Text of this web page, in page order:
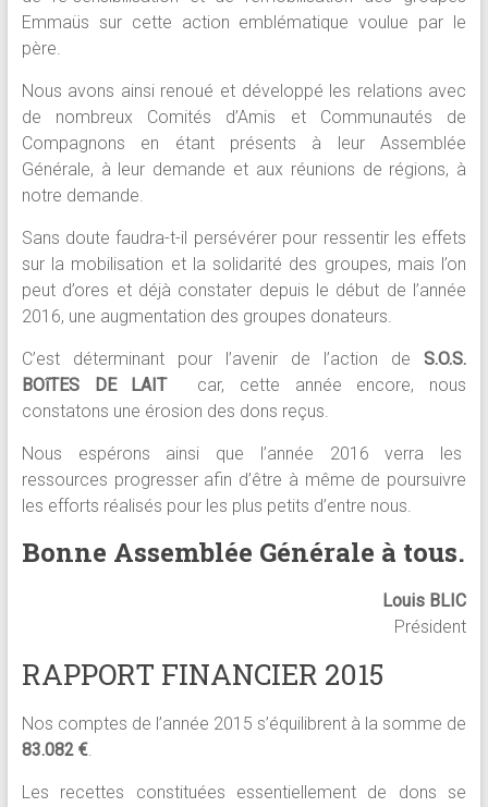
Emmaüs sur cette action emblématique voulue par le
père.
Nous avons ainsi renoué et développé les relations avec
de nombreux Comités d’Amis et Communautés de
Compagnons en étant présents à leur Assemblée
Générale, à leur demande et aux réunions de régions, à
notre demande.
Sans doute faudra-t-il persévérer pour ressentir les effets
sur la mobilisation et la solidarité des groupes, mais l’on
peut d’ores et déjà constater depuis le début de l’année
2016, une augmentation des groupes donateurs.
C’est déterminant pour l’avenir de l’action deS.O.S.
BOîTES DE LAITcar, cette année encore, nous
constatons une érosion des dons reçus.
Nous espérons ainsi que l’année 2016 verra les
ressources progresser afin d’être à même de poursuivre
les efforts réalisés pour les plus petits d’entre nous.
Bonne Assemblée Générale à tous.
Louis BLIC
Président
RAPPORT FINANCIER 2015
Nos comptes de l’année 2015 s’équilibrent à la somme de
83.082 €.
Les recettes constituées essentiellement de dons se